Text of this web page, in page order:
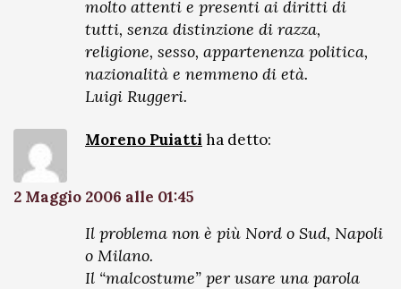
molto attenti e presenti ai diritti di
tutti, senza distinzione di razza,
religione, sesso, appartenenza politica,
nazionalità e nemmeno di età.
Luigi Ruggeri.
Moreno Puiatti ha detto:
2 Maggio 2006 alle 01:45
Il problema non è più Nord o Sud, Napoli
o Milano.
Il “malcostume” per usare una parola